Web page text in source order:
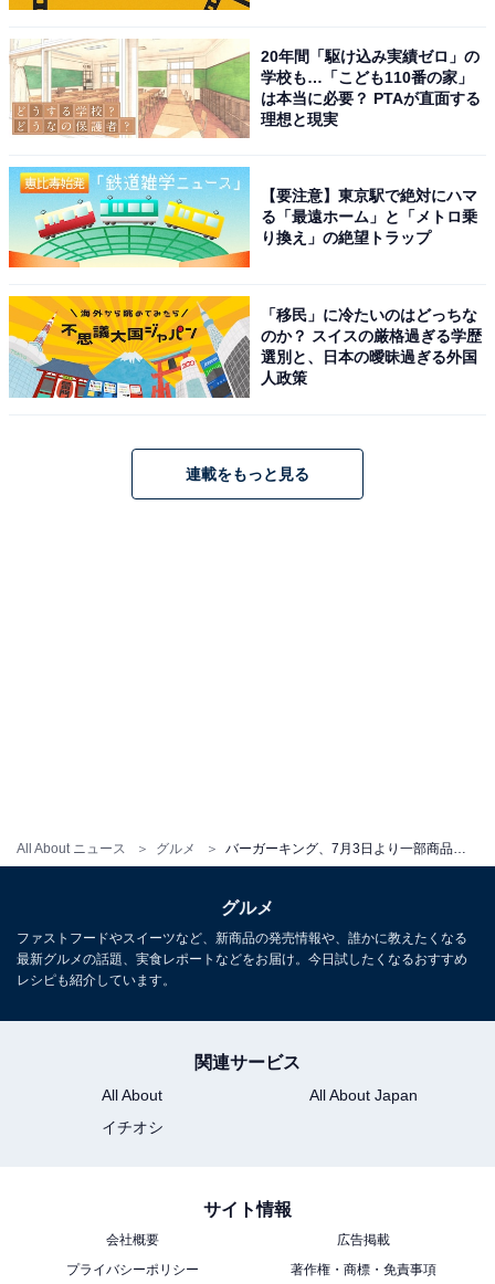
All About ニュース グルメ
20年間「駆け込み実績ゼロ」の
学校も…「こども110番の家」
は本当に必要？ PTAが直面する
理想と現実
【要注意】東京駅で絶対にハマ
る「最遠ホーム」と「メトロ乗
り換え」の絶望トラップ
「移民」に冷たいのはどっちな
のか？ スイスの厳格過ぎる学歴
選別と、日本の曖昧過ぎる外国
人政策
連載をもっと見る
グルメ
ファストフードやスイーツなど、新商品の発売情報や、誰かに教えたくなる
最新グルメの話題、実食レポートなどをお届け。今日試したくなるおすすめ
レシピも紹介しています。
関連サービス
All About
All About Japan
イチオシ
サイト情報
会社概要
広告掲載
プライバシーポリシー
著作権・商標・免責事項